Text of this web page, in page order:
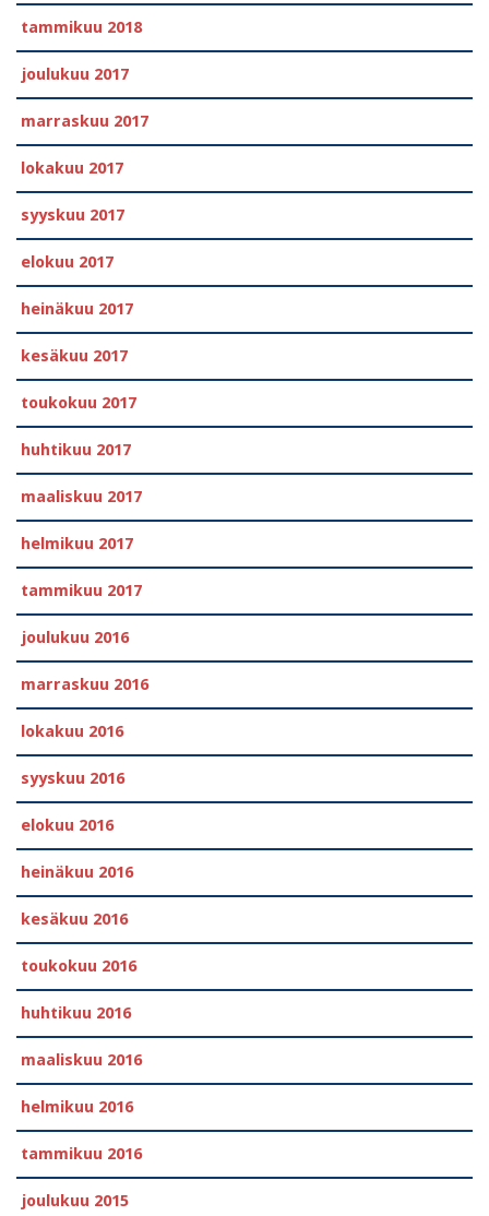
tammikuu 2018
joulukuu 2017
marraskuu 2017
lokakuu 2017
syyskuu 2017
elokuu 2017
heinäkuu 2017
kesäkuu 2017
toukokuu 2017
huhtikuu 2017
maaliskuu 2017
helmikuu 2017
tammikuu 2017
joulukuu 2016
marraskuu 2016
lokakuu 2016
syyskuu 2016
elokuu 2016
heinäkuu 2016
kesäkuu 2016
toukokuu 2016
huhtikuu 2016
maaliskuu 2016
helmikuu 2016
tammikuu 2016
joulukuu 2015